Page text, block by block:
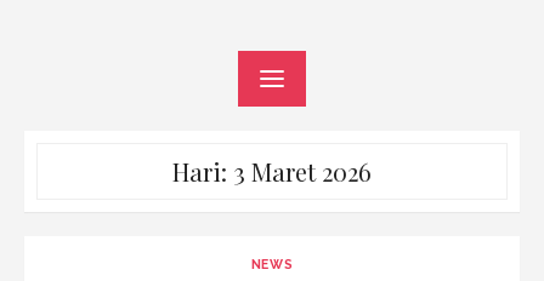
Hari: 3 Maret 2026
NEWS